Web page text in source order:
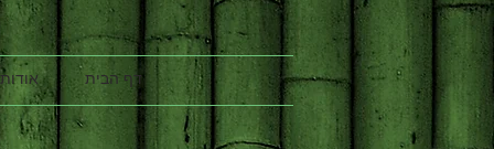
דף הבית